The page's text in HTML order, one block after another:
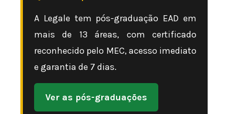
A Legale tem pós-graduação EAD em
mais de 13 áreas, com certificado
reconhecido pelo MEC, acesso imediato
e garantia de 7 dias.
Ver as pós-graduações